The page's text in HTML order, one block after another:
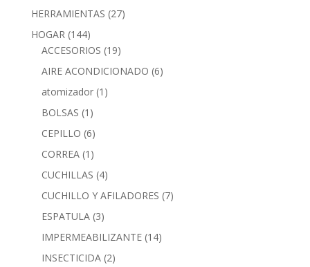
HERRAMIENTAS (27)
HOGAR (144)
ACCESORIOS (19)
AIRE ACONDICIONADO (6)
atomizador (1)
BOLSAS (1)
CEPILLO (6)
CORREA (1)
CUCHILLAS (4)
CUCHILLO Y AFILADORES (7)
ESPATULA (3)
IMPERMEABILIZANTE (14)
INSECTICIDA (2)